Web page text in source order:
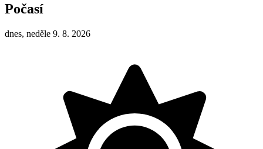
Počasí
dnes, neděle 9. 8. 2026